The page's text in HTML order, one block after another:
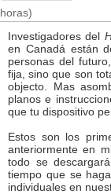
horas)
Investigadores del
en Canadá están
personas del
fija, sino que son
objecto. Mas
planos e
que tu dispositivo
Estos son los
anteriormente en
todo se
tiempo que se
individuales en